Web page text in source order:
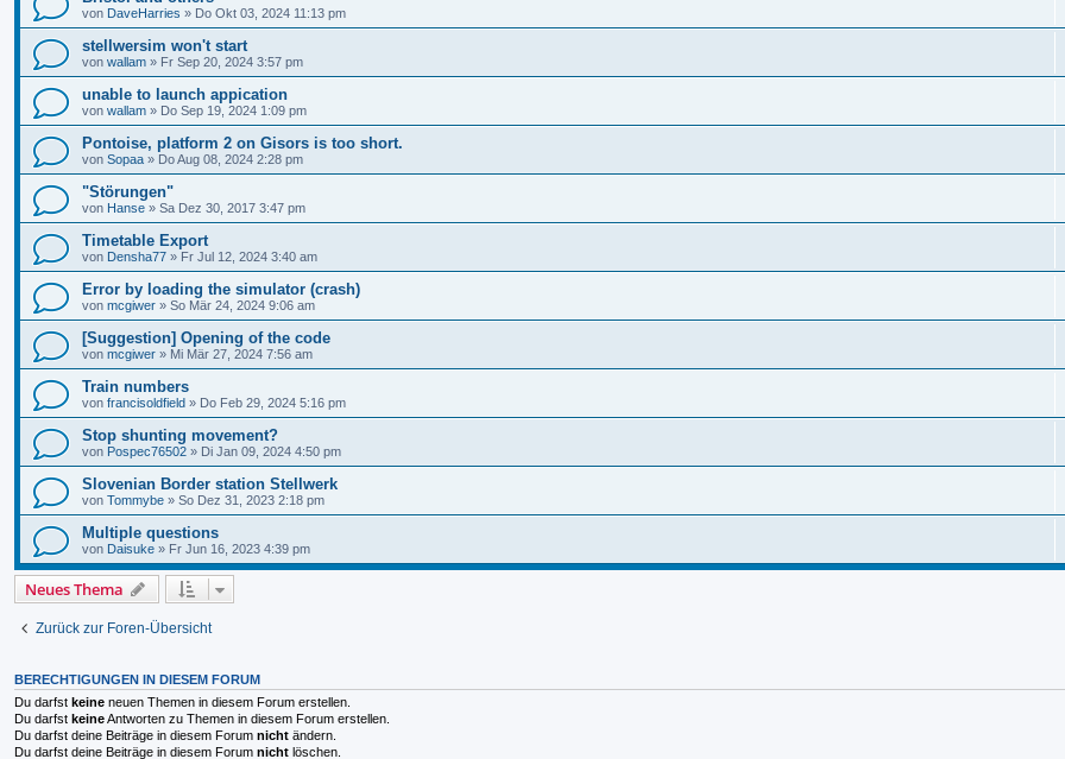
von DaveHarries » Do Okt 03, 2024 11:13 pm
stellwersim won't start
von wallam » Fr Sep 20, 2024 3:57 pm
unable to launch appication
von wallam » Do Sep 19, 2024 1:09 pm
Pontoise, platform 2 on Gisors is too short.
von Sopaa » Do Aug 08, 2024 2:28 pm
"Störungen"
von Hanse » Sa Dez 30, 2017 3:47 pm
Timetable Export
von Densha77 » Fr Jul 12, 2024 3:40 am
Error by loading the simulator (crash)
von mcgiwer » So Mär 24, 2024 9:06 am
[Suggestion] Opening of the code
von mcgiwer » Mi Mär 27, 2024 7:56 am
Train numbers
von francisoldfield » Do Feb 29, 2024 5:16 pm
Stop shunting movement?
von Pospec76502 » Di Jan 09, 2024 4:50 pm
Slovenian Border station Stellwerk
von Tommybe » So Dez 31, 2023 2:18 pm
Multiple questions
von Daisuke » Fr Jun 16, 2023 4:39 pm
Neues Thema
Zurück zur Foren-Übersicht
BERECHTIGUNGEN IN DIESEM FORUM
Du darfst keine neuen Themen in diesem Forum erstellen.
Du darfst keineAntworten zu Themen in diesem Forum erstellen.
Du darfst deine Beiträge in diesem Forum nicht ändern.
Du darfst deine Beiträge in diesem Forum nicht löschen.